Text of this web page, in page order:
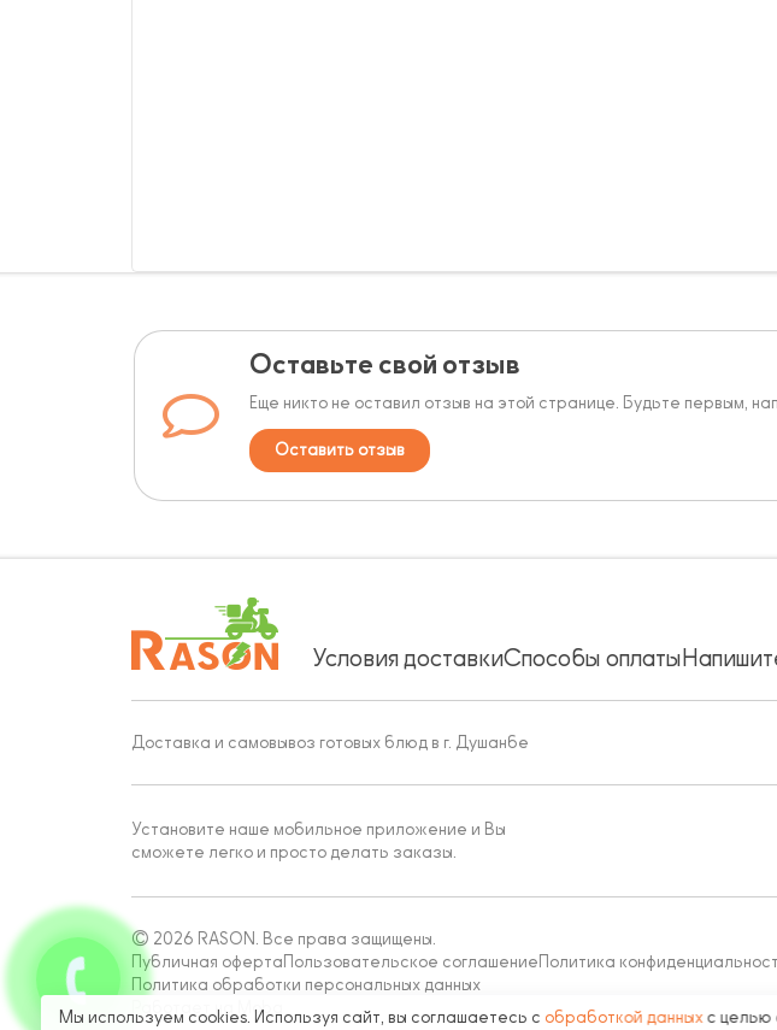
Оставьте свой отзыв
Еще никто не оставил отзыв на этой странице. Будьте первым,
Оставить отзыв
Условия доставкиСпособы оплаты
Доставка и самовывоз готовых блюд в г. Душанбе
Установите наше мобильное приложение и Вы
сможете легко и просто делать заказы.
© 2026 RASON. Все права защищены.
Публичная оферта Пользовательское соглашение Политика
Политика обработки персональных данных
Работает на Moba
Мы используем cookies. Используя сайт, вы соглашаетесь с обработкой данных с целью